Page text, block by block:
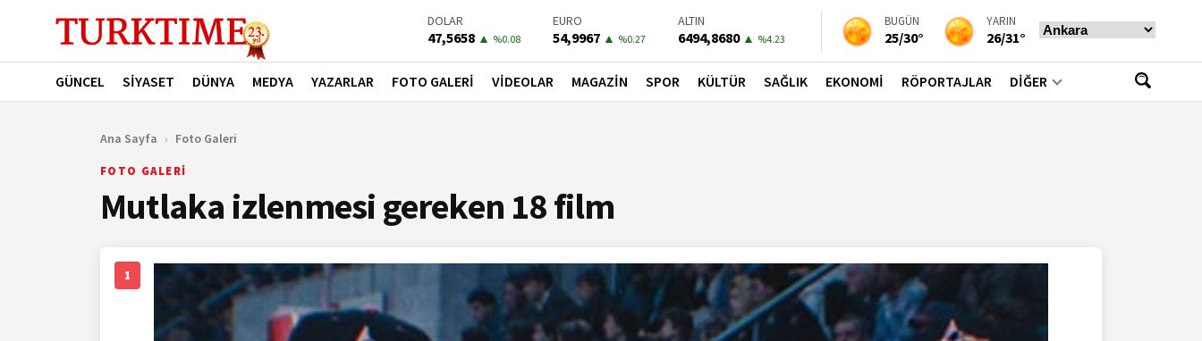
BIST-100
13703,13▲ %0.11
PETROL
78,3400 ▼ %-0.1
BONO
41,5400▲ %0.31
BUGÜN
25/30°
YARIN
26/31°
GÜNCEL SİYASET DÜNYA MEDYA YAZARLAR FOTO GALERİ VİDEOLAR MAGAZİN SPOR KÜLTÜR SAĞLIK EKONOMİ RÖPORTAJLAR DİĞER
Ana Sayfa › Foto Galeri
FOTO GALERİ
Mutlaka izlenmesi gereken 18 film
1